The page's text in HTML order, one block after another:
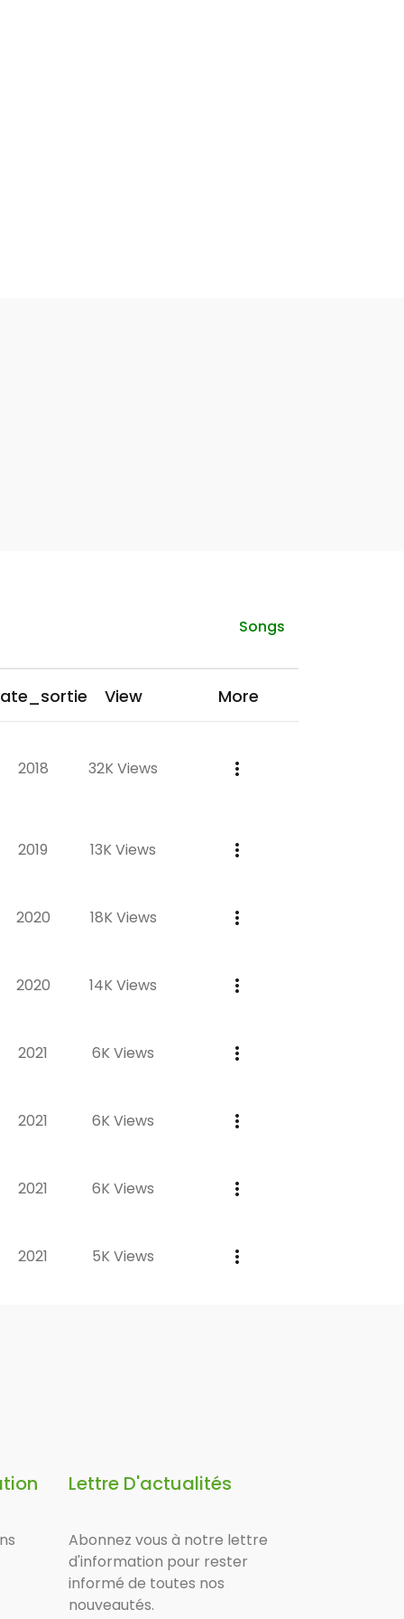
Songs
View More
2018 32K Views
2019 13K Views
2020 18K Views
2020 14K Views
2021 6K Views
2021 6K Views
2021 6K Views
2021 5K Views
Lettre D'actualités
Abonnez vous à notre lettre
d'information pour rester
informé de toutes nos
nouveautés.